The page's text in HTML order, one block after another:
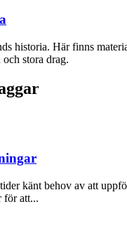
historia. Här finns
stora drag.
känt behov av att
för att...